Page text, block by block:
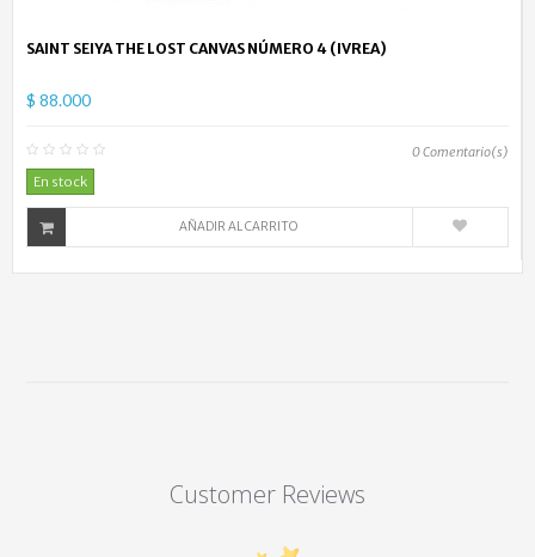
SAINT SEIYA THE LOST CANVAS NÚMERO 4 (IVREA)
$ 88.000
0Comentario(s)
En stock
AÑADIR AL CARRITO
Customer Reviews